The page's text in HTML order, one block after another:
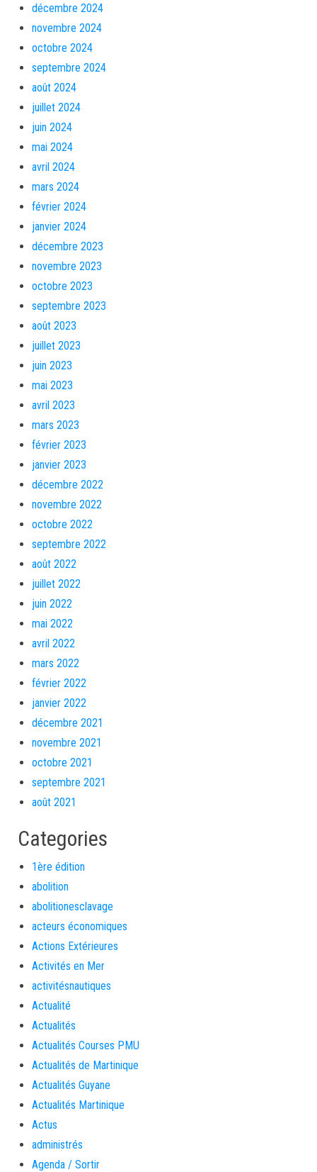
décembre 2024
novembre 2024
octobre 2024
septembre 2024
août 2024
juillet 2024
juin 2024
mai 2024
avril 2024
mars 2024
février 2024
janvier 2024
décembre 2023
novembre 2023
octobre 2023
septembre 2023
août 2023
juillet 2023
juin 2023
mai 2023
avril 2023
mars 2023
février 2023
janvier 2023
décembre 2022
novembre 2022
octobre 2022
septembre 2022
août 2022
juillet 2022
juin 2022
mai 2022
avril 2022
mars 2022
février 2022
janvier 2022
décembre 2021
novembre 2021
octobre 2021
septembre 2021
août 2021
Categories
1ère édition
abolition
abolitionesclavage
acteurs économiques
Actions Extérieures
Activités en Mer
activitésnautiques
Actualité
Actualités
Actualités Courses PMU
Actualités de Martinique
Actualités Guyane
Actualités Martinique
Actus
administrés
Agenda / Sortir